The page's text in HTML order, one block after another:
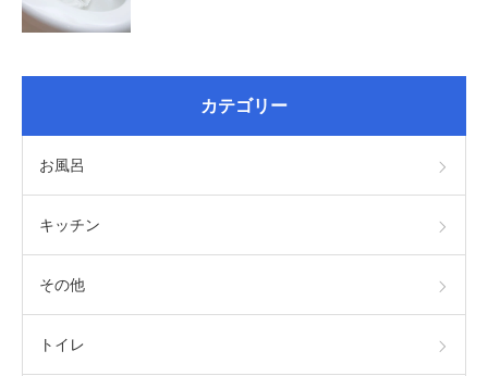
カテゴリー
お風呂
キッチン
その他
トイレ